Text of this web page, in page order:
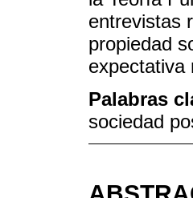
entrevistas
propiedad
expectativa
Palabras
sociedad